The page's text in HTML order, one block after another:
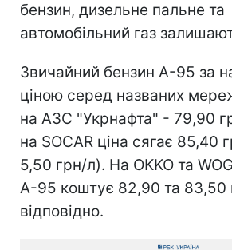
бензин, дизельне пальне та
автомобільний газ
Звичайний бензин А-95 за
ціною серед названих
на АЗС "Укрнафта" - 79,90
на SOCAR ціна сягає 85,40
5,50 грн/л). На OKKO та
А-95 коштує 82,90 та 83,50
відповідно.